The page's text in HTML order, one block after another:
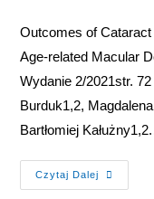
Outcomes of
Age-related Macular
Wydanie 2/2021str.
Burduk1,2,
Bartłomiej
Czytaj Dalej